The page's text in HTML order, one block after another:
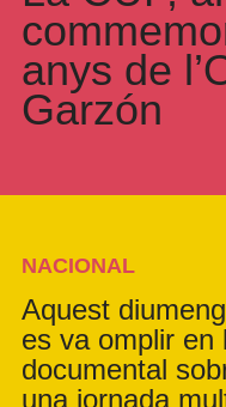
anys de
Garzón
NACIONAL
Aquest
es va omplir en
documental
una jornada